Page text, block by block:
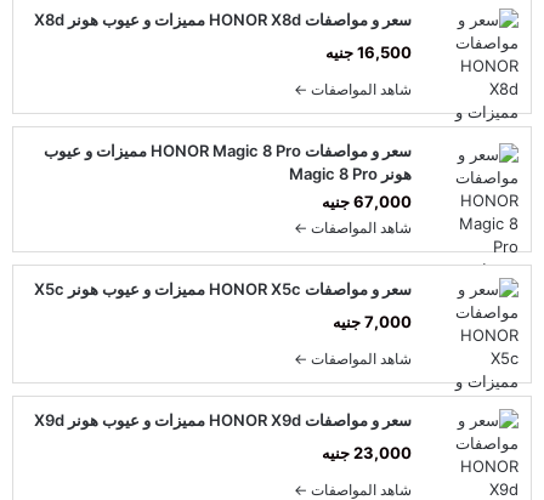
سعر و مواصفات HONOR X8d مميزات و عيوب هونر X8d
16,500 جنيه
شاهد المواصفات ←
سعر و مواصفات HONOR Magic 8 Pro مميزات و عيوب
هونر Magic 8 Pro
67,000 جنيه
شاهد المواصفات ←
سعر و مواصفات HONOR X5c مميزات و عيوب هونر X5c
7,000 جنيه
شاهد المواصفات ←
سعر و مواصفات HONOR X9d مميزات و عيوب هونر X9d
23,000 جنيه
شاهد المواصفات ←